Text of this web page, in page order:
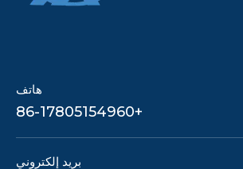
هاتف
+86-17805154960
بريد إلكتروني